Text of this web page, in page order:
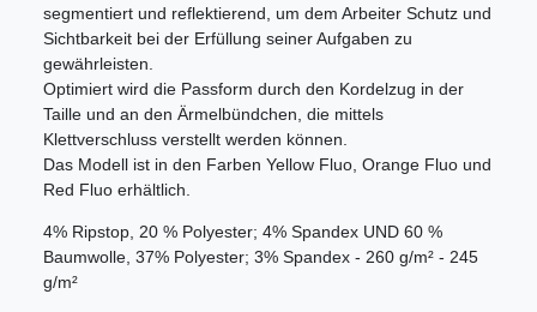
segmentiert und reflektierend, um dem Arbeiter Schutz und
Sichtbarkeit bei der Erfüllung seiner Aufgaben zu
gewährleisten.
Optimiert wird die Passform durch den Kordelzug in der
Taille und an den Ärmelbündchen, die mittels
Klettverschluss verstellt werden können.
Das Modell ist in den Farben Yellow Fluo, Orange Fluo und
Red Fluo erhältlich.
4% Ripstop, 20 % Polyester; 4% Spandex UND 60 %
Baumwolle, 37% Polyester; 3% Spandex - 260 g/m² - 245
g/m²